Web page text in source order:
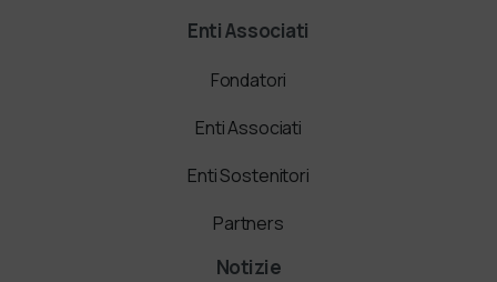
Enti Associati
Fondatori
Enti Associati
Enti Sostenitori
Partners
Notizie